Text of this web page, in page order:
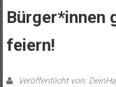
Bürger*innen
feiern!
Veröffentlicht von: